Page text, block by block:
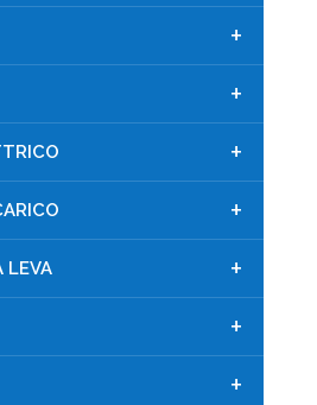
+
+
+
+
+
LEVA
+
+